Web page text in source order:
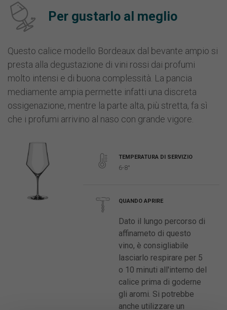
Per gustarlo al meglio
Questo calice modello Bordeaux dal bevante ampio si
presta alla degustazione di vini rossi dai profumi
molto intensi e di buona complessità. La pancia
mediamente ampia permette infatti una discreta
ossigenazione, mentre la parte alta, più stretta, fa sì
che i profumi arrivino al naso con grande vigore.
TEMPERATURA DI SERVIZIO
6-8°
QUANDO APRIRE
Dato il lungo percorso di
affinameto di questo
vino, è consigliabile
lasciarlo respirare per 5
o 10 minuti all'interno del
calice prima di goderne
gli aromi. Si potrebbe
anche utilizzare un